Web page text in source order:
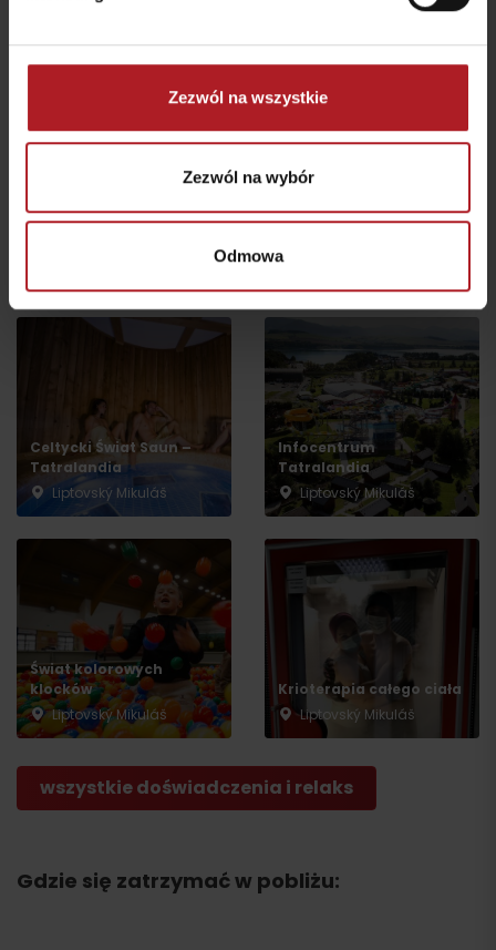
Zezwól na wszystkie
Zezwól na wybór
Odmowa
LILA cafe & bar
Aktivity a relax v gh blízkosti:
Celtycki Świat Saun –
Tatralandia
Liptovský Mikuláš
Infocentrum
Tatralandia
Liptovský Mikuláš
Świat kolorowych
klocków
Liptovský Mikuláš
Krioterapia całego ciała
Liptovský Mikuláš
wszystkie doświadczenia i relaks
Gdzie się zatrzymać w pobliżu:
Wyjazd